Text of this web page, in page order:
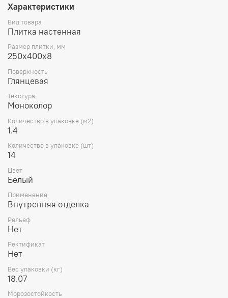
Характеристики
Вид товара
Плитка настенная
Размер плитки, мм
250х400х8
Поверхность
Глянцевая
Текстура
Моноколор
Количество в упаковке (м2)
1.4
Количество в упаковке (шт)
14
Цвет
Белый
Применение
Внутренняя отделка
Рельеф
Нет
Ректификат
Нет
Вес упаковки (кг)
18.07
Морозостойкость